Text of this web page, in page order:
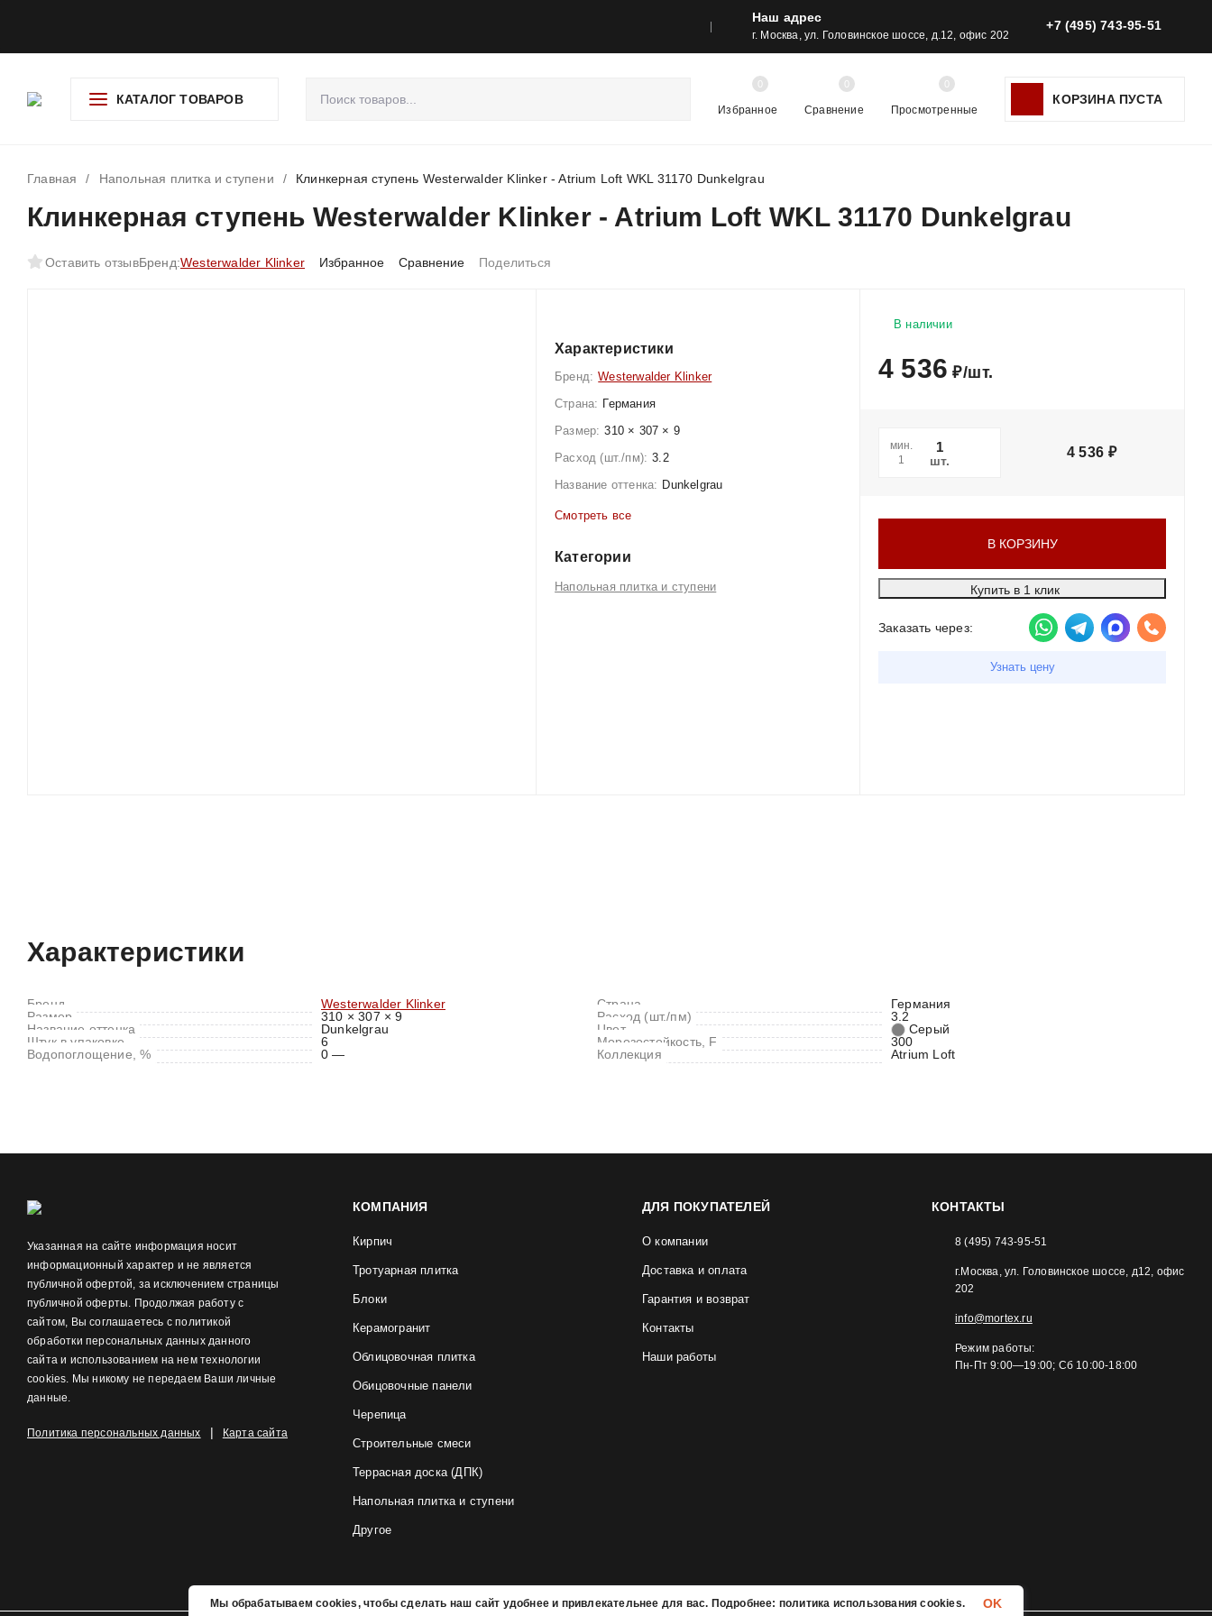
Наш адрес
г. Москва, ул. Головинское шоссе, д.12, офис 202
+7 (495) 743-95-51
КАТАЛОГ ТОВАРОВ
Избранное
0
Сравнение
0
Просмотренные
0
КОРЗИНА ПУСТА
Главная / Напольная плитка и ступени / Клинкерная ступень Westerwalder Klinker - Atrium Loft WKL 31170 Dunkelgrau
Клинкерная ступень Westerwalder Klinker - Atrium Loft WKL 31170 Dunkelgrau
Оставить отзывБренд:Westerwalder Klinker Избранное Сравнение Поделиться
Характеристики
Бренд: Westerwalder Klinker
Страна: Германия
Размер: 310 × 307 × 9
Расход (шт./пм): 3.2
Название оттенка: Dunkelgrau
Смотреть все
Категории
Напольная плитка и ступени
В наличии
4 536 ₽/шт.
мин.
1
шт.
4 536 ₽
В КОРЗИНУ
Купить в 1 клик
Заказать через:
Узнать цену
Характеристики
Бренд Westerwalder Klinker Страна
Германия
Размер
310 × 307 × 9 Расход (шт./пм)
3.2
Название оттенка
Dunkelgrau Цвет
Серый
Штук в упаковке
6 Морозостойкость, F
300
Водопоглощение, %
0 — Коллекция Atrium Loft
Указанная на сайте информация носит
информационный характер и не является
публичной офертой, за исключением страницы
публичной оферты. Продолжая работу с
сайтом, Вы соглашаетесь с политикой
обработки персональных данных данного
сайта и использованием на нем технологии
cookies. Мы никому не передаем Ваши личные
данные.
Политика персональных данных | Карта сайта
КОМПАНИЯ
Кирпич
Тротуарная плитка
Блоки
Керамогранит
Облицовочная плитка
Обицовочные панели
Черепица
Строительные смеси
Террасная доска (ДПК)
Напольная плитка и ступени
Другое
ДЛЯ ПОКУПАТЕЛЕЙ
О компании
Доставка и оплата
Гарантия и возврат
Контакты
Наши работы
КОНТАКТЫ
8 (495) 743-95-51
г.Москва, ул. Головинское шоссе, д12, офис
202
info@mortex.ru
Режим работы:
Пн-Пт 9:00—19:00; Сб 10:00-18:00
Мы обрабатываем cookies, чтобы сделать наш сайт удобнее и привлекательнее для вас. Подробнее: политика использования cookies. OK